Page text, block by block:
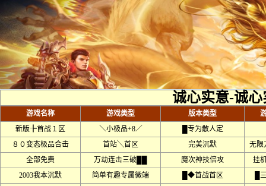
诚心实意-诚
游戏名称 游戏类型 版本类型
新版╊首战１区
＼小极品+8／
█专为散人定
８０变态极品合击
首站╲首区 完美沉默
无限
全部免费
万劫连击三破██ 魔次神技倍攻
挂
2003我本沉默
简单有趣专属微端 █◆首战首区
█